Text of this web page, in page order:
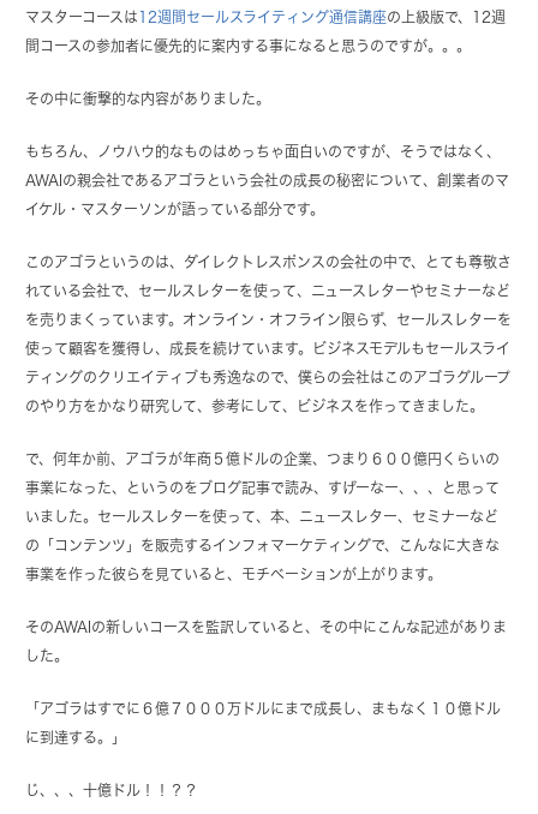
マスターコースは 12週間セールスライティング通信講座の上級版で、12週
間コースの参加者に優先的に案内する事になると思うのですが。。。
その中に衝撃的な内容がありました。
もちろん、ノウハウ的なものはめっちゃ面白いのですが、そうではなく、
AWAIの親会社であるアゴラという会社の成長の秘密について、創業者のマ
イケル・マスターソンが語っている部分です。
このアゴラというのは、ダイレクトレスポンスの会社の中で、とても尊敬さ
れている会社で、セールスレターを使って、ニュースレターやセミナーなど
を売りまくっています。オンライン・オフライン限らず、セールスレターを
使って顧客を獲得し、成長を続けています。ビジネスモデルもセールスライ
ティングのクリエイティブも秀逸なので、僕らの会社はこのアゴラグループ
のやり方をかなり研究して、参考にして、ビジネスを作ってきました。
で、何年か前、アゴラが年商５億ドルの企業、つまり６００億円くらいの
事業になった、というのをブログ記事で読み、すげーなー、、、と思って
いました。セールスレターを使って、本、ニュースレター、セミナーなど
の「コンテンツ」を販売するインフォマーケティングで、こんなに大きな
事業を作った彼らを見ていると、モチベーションが上がります。
そのAWAIの新しいコースを監訳していると、その中にこんな記述がありま
した。
「アゴラはすでに６億７０００万ドルにまで成長し、まもなく１０億ドル
に到達する。」
じ、、、十億ドル！！？？